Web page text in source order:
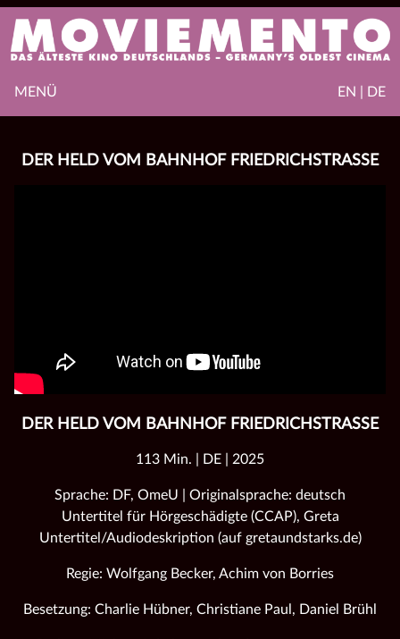
EN | DE
MENÜ
DER HELD VOM BAHNHOF FRIEDRICHSTRASSE
DER HELD VOM BAHNHOF FRIEDRICHSTRASSE
113 Min. | DE | 2025
Sprache: DF, OmeU | Originalsprache: deutsch
Untertitel für Hörgeschädigte (CCAP), Greta
Untertitel/Audiodeskription (auf gretaundstarks.de)
Regie: Wolfgang Becker, Achim von Borries
Besetzung: Charlie Hübner, Christiane Paul, Daniel Brühl